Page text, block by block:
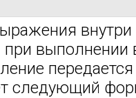
внутри
при выполнении
следующий